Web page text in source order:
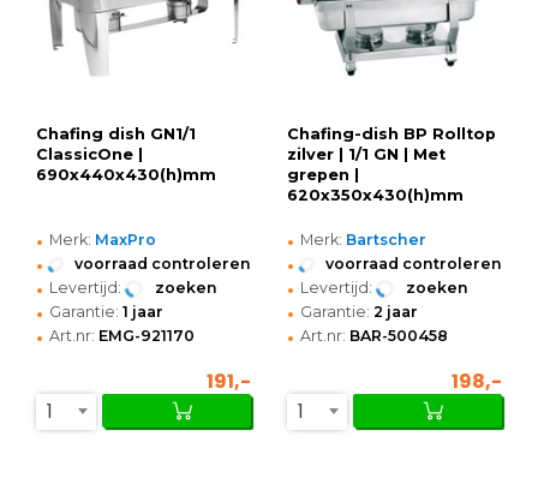
Chafing dish GN1/1
ClassicOne |
690x440x430(h)mm
• Merk: MaxPro
• voorraad controleren
• Levertijd: zoeken
• Garantie: 1 jaar
• Art.nr: EMG-921170
191,-
1
Chafing-dish BP Rolltop
zilver | 1/1 GN | Met
grepen |
620x350x430(h)mm
• Merk: Bartscher
• voorraad controleren
• Levertijd: zoeken
• Garantie: 2 jaar
• Art.nr: BAR-500458
198,-
1